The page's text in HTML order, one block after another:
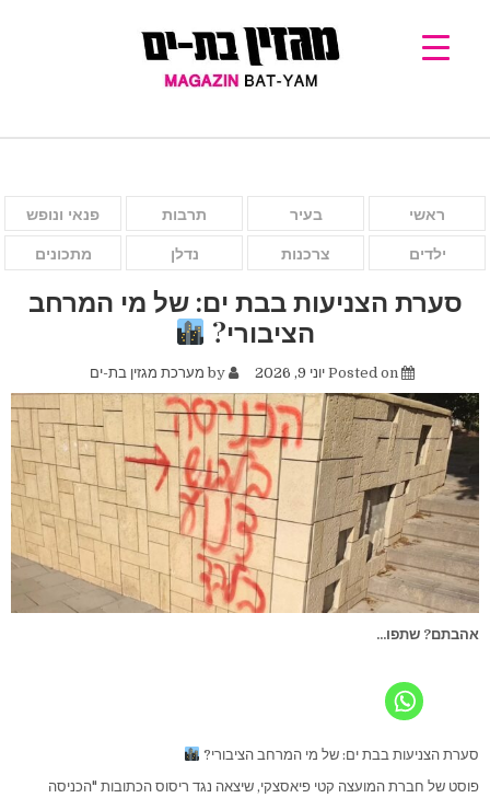
ראשי בעיר תרבות פנאי ונופש
ילדים צרכנות נדלן מתכונים
סערת הצניעות בבת ים: של מי המרחב
הציבורי?
Posted on יוני 9, 2026 by מערכת מגזין בת-ים
אהבתם? שתפו...
סערת הצניעות בבת ים: של מי המרחב הציבורי?
פוסט של חברת המועצה קטי פיאסצקי, שיצאה נגד ריסוס הכתובות "הכניסה